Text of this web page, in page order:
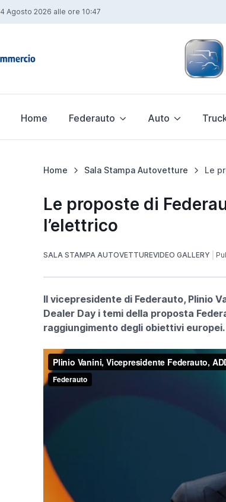
4 Agosto 2026 alle ore 10:47
Home Federauto Auto
Home Sala Stampa Autovetture
Le proposte di
l’elettrico
SALA STAMPA AUTOVETTUREVIDEO GALLERY
Il vicepresidente di Federauto, Plinio
Dealer Day i temi della proposta
raggiungimento degli obiettivi europei.